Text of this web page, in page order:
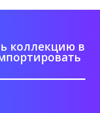
коллекцию в